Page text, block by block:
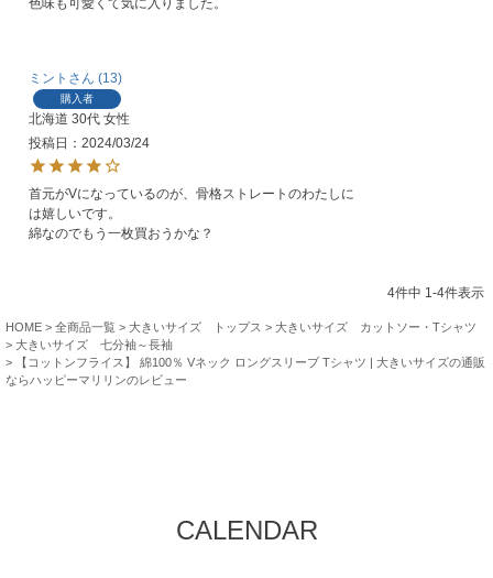
色味も可愛くて気に入りました。
ミント 13
購入者
北海道 30代 女性
投稿日
2024/03/24
首元がVになっているのが、骨格ストレートのわたしに
は嬉しいです。
綿なのでもう一枚買おうかな？
4件中 1-4件表示
HOME 全商品一覧 大きいサイズ トップス
大きいサイズ カットソー・Tシャツ
大きいサイズ 七分袖～長袖
【コットンフライス】 綿100％ Vネック ロングスリーブ Tシャツ | 大きいサイズの通販
ならハッピーマリリンのレビュー
CALENDAR